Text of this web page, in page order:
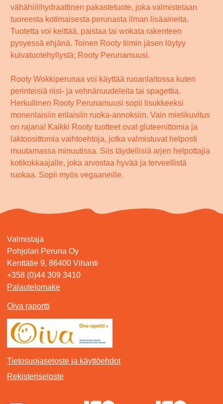
vähähiilihydraattinen pakastetuote, joka valmistetaan
tuoreesta kotimaisesta perunasta ilman lisäaineita.
Tuotetta voi keittää, paistaa tai wokata rakenteen
pysyessä ehjänä. Toinen Rooty tiimin jäsen löytyy
kuivatuotehyllystä; Rooty Perunamuusi.
Rooty Wokkiperunaa voi käyttää ruoanlaitossa kuten
perinteisiä riisi- ja vehnänuudeleita tai spagettia.
Herkullinen Rooty Perunamuusi sopii lisukkeeksi
monenlaisiin erilaisiin ruoka-annoksiin. Vain mielikuvitus
on rajana! Kaikki Rooty tuotteet ovat gluteenittomia ja
laktoosittomia vaihtoehtoja, jotka valmistuvat helposti
muutamassa minuutissa. Siis täydellisiä arjen helpottajia
kotikokkaajalle, joka arvostaa hyvää ja terveellistä
ruokaa. Sopii myös vegaaneille.
Valmistaja
Pohjolan Peruna Oy
Kenttätie 9, 86400 Vihanti
+358 (0)44 309 3410
Palautelomake
Oiva raportti
Tietosuojaseloste ja käyttöehdot
Rekisteriseloste